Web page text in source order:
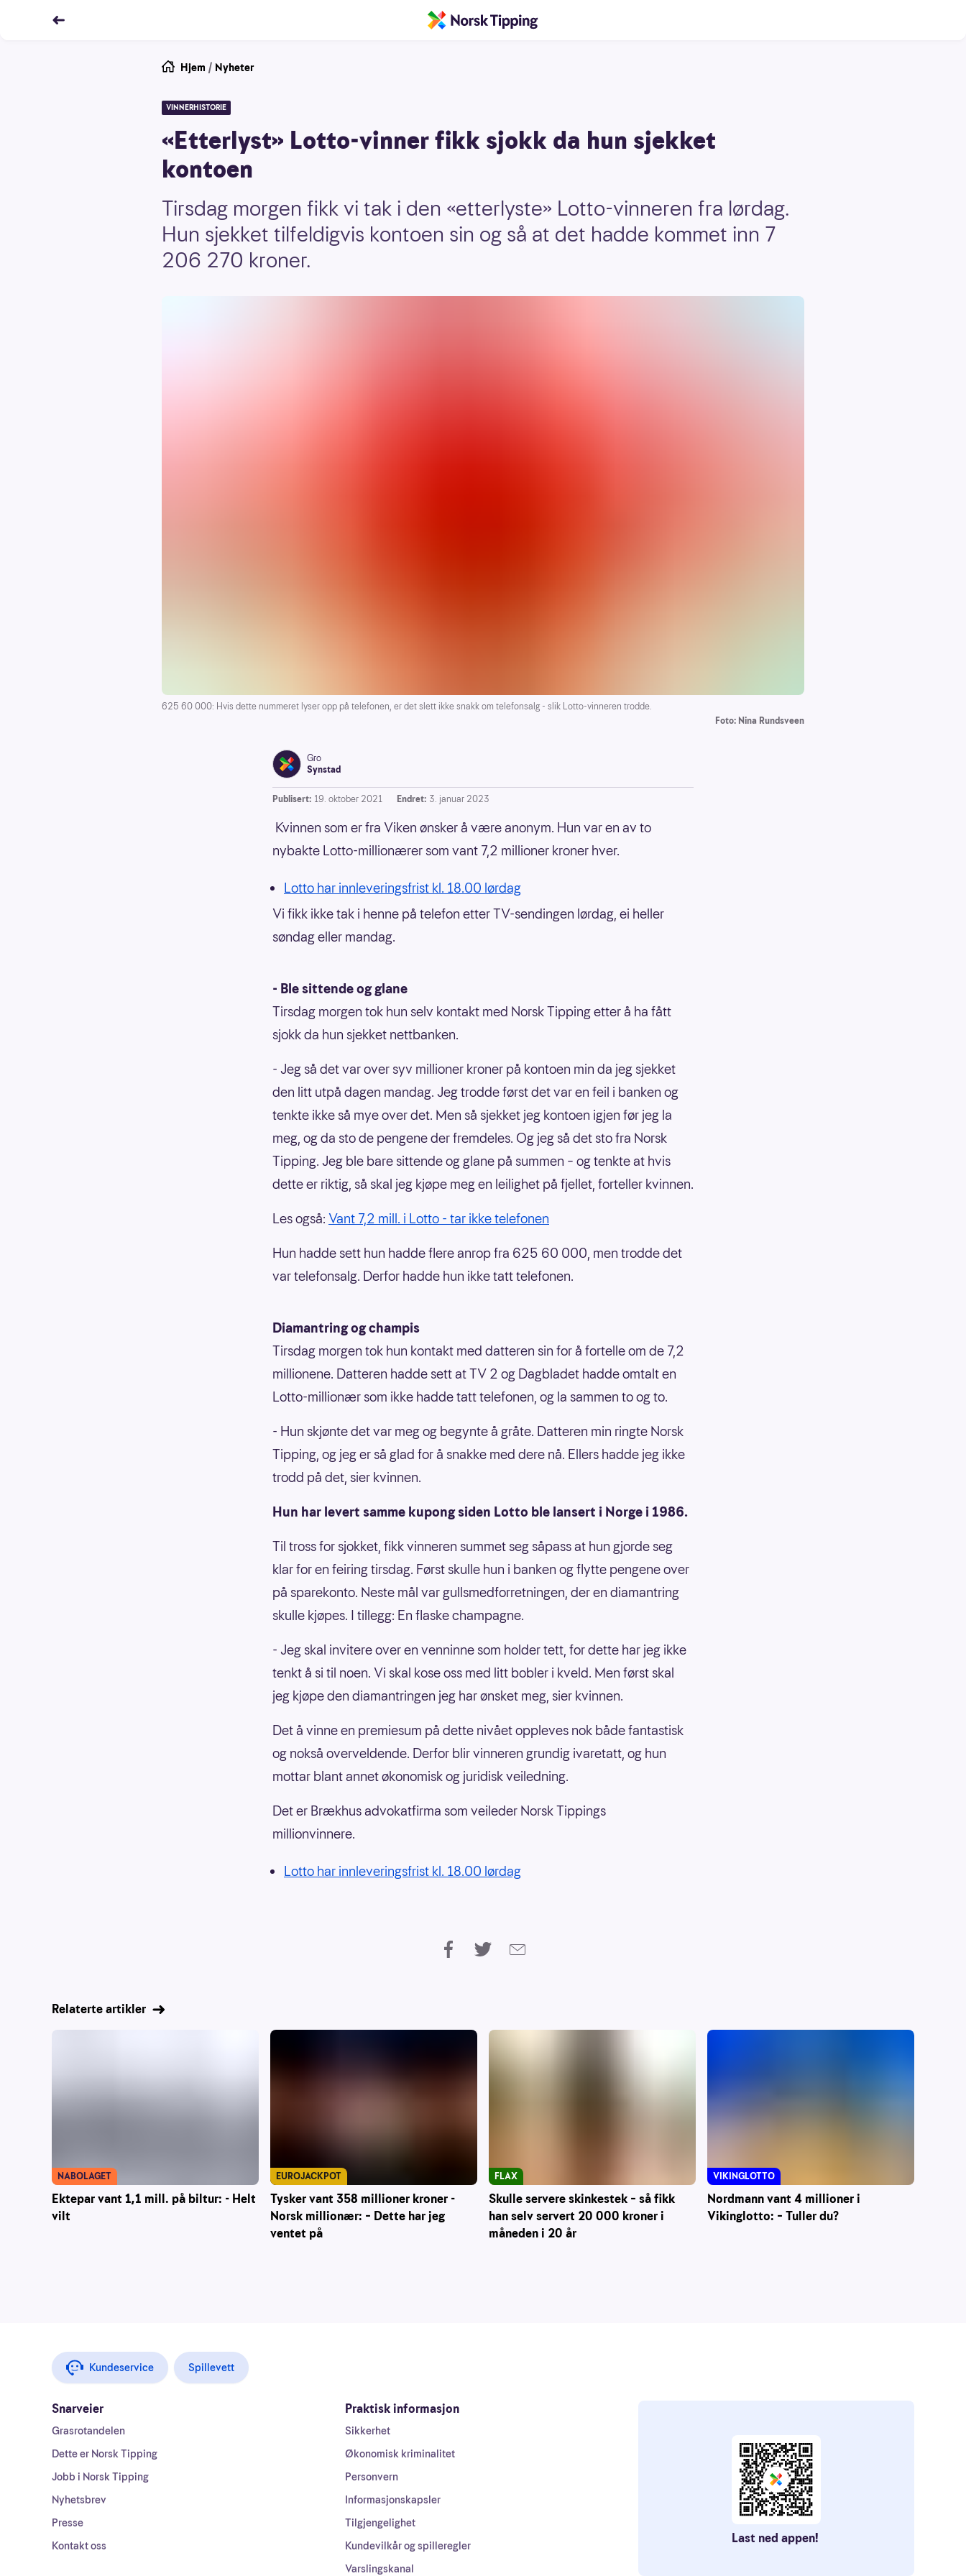
Hjem / Nyheter
VINNERHISTORIE
«Etterlyst» Lotto-vinner fikk sjokk da hun sjekket
kontoen
Tirsdag morgen fikk vi tak i den «etterlyste» Lotto-vinneren fra lørdag.
Hun sjekket tilfeldigvis kontoen sin og så at det hadde kommet inn 7
206 270 kroner.
625 60 000: Hvis dette nummeret lyser opp på telefonen, er det slett ikke snakk om telefonsalg - slik Lotto-vinneren trodde.
Foto: Nina Rundsveen
Gro
Synstad
Publisert: 19. oktober 2021 Endret: 3. januar 2023
Kvinnen som er fra Viken ønsker å være anonym. Hun var en av to
nybakte Lotto-millionærer som vant 7,2 millioner kroner hver.
Lotto har innleveringsfrist kl. 18.00 lørdag
Vi fikk ikke tak i henne på telefon etter TV-sendingen lørdag, ei heller
søndag eller mandag.
- Ble sittende og glane
Tirsdag morgen tok hun selv kontakt med Norsk Tipping etter å ha fått
sjokk da hun sjekket nettbanken.
- Jeg så det var over syv millioner kroner på kontoen min da jeg sjekket
den litt utpå dagen mandag. Jeg trodde først det var en feil i banken og
tenkte ikke så mye over det. Men så sjekket jeg kontoen igjen før jeg la
meg, og da sto de pengene der fremdeles. Og jeg så det sto fra Norsk
Tipping. Jeg ble bare sittende og glane på summen – og tenkte at hvis
dette er riktig, så skal jeg kjøpe meg en leilighet på fjellet, forteller kvinnen.
Les også: Vant 7,2 mill. i Lotto - tar ikke telefonen
Hun hadde sett hun hadde flere anrop fra 625 60 000, men trodde det
var telefonsalg. Derfor hadde hun ikke tatt telefonen.
Diamantring og champis
Tirsdag morgen tok hun kontakt med datteren sin for å fortelle om de 7,2
millionene. Datteren hadde sett at TV 2 og Dagbladet hadde omtalt en
Lotto-millionær som ikke hadde tatt telefonen, og la sammen to og to.
- Hun skjønte det var meg og begynte å gråte. Datteren min ringte Norsk
Tipping, og jeg er så glad for å snakke med dere nå. Ellers hadde jeg ikke
trodd på det, sier kvinnen.
Hun har levert samme kupong siden Lotto ble lansert i Norge i 1986.
Til tross for sjokket, fikk vinneren summet seg såpass at hun gjorde seg
klar for en feiring tirsdag. Først skulle hun i banken og flytte pengene over
på sparekonto. Neste mål var gullsmedforretningen, der en diamantring
skulle kjøpes. I tillegg: En flaske champagne.
- Jeg skal invitere over en venninne som holder tett, for dette har jeg ikke
tenkt å si til noen. Vi skal kose oss med litt bobler i kveld. Men først skal
jeg kjøpe den diamantringen jeg har ønsket meg, sier kvinnen.
Det å vinne en premiesum på dette nivået oppleves nok både fantastisk
og nokså overveldende. Derfor blir vinneren grundig ivaretatt, og hun
mottar blant annet økonomisk og juridisk veiledning.
Det er Brækhus advokatfirma som veileder Norsk Tippings
millionvinnere.
Lotto har innleveringsfrist kl. 18.00 lørdag
Relaterte artikler
Ektepar vant 1,1 mill. på biltur: - Helt
vilt
NABOLAGET
Tysker vant 358 millioner kroner -
Norsk millionær: – Dette har jeg
ventet på
EUROJACKPOT
Skulle servere skinkestek – så fikk
han selv servert 20 000 kroner i
måneden i 20 år
FLAX
Nordmann vant 4 millioner i
Vikinglotto: – Tuller du?
VIKINGLOTTO
Kundeservice Spillevett
Snarveier
Grasrotandelen
Dette er Norsk Tipping
Jobb i Norsk Tipping
Nyhetsbrev
Presse
Kontakt oss
Praktisk informasjon
Sikkerhet
Økonomisk kriminalitet
Personvern
Informasjonskapsler
Tilgjengelighet
Kundevilkår og spilleregler
Varslingskanal
Last ned appen!